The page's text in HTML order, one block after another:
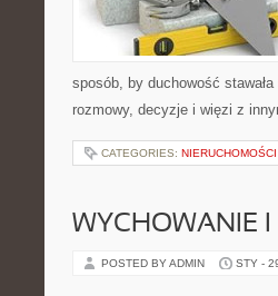
sposób, by duchowość
rozmowy, decyzje i więzi z
CATEGORIES: NIERUCHOMOŚCI
WYCHOWANIE I
POSTED BY ADMIN STY -